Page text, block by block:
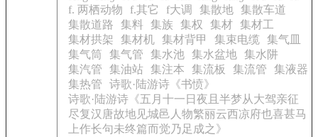
f. 两栖动物
f.其它 f大调 集散地 集散车道
集散道路
集料 集族 集权 集材 集材工
集材拱架
集材机 集材背甲 集束电缆 集气皿
集气筒
集气管 集水池 集水盆地 集水阱
集汽管
集油站 集注本 集流板 集流管
集液器
集热管
诗歌·陆游诗《书愤》
诗歌·陆游诗《五月十一日夜且半梦从大驾亲征
尽复汉唐故地见城邑人物繁丽云西凉府也喜甚马
上作长句未终篇而觉乃足成之》